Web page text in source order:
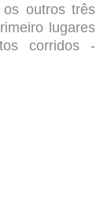
outros três
lugares
corridos -